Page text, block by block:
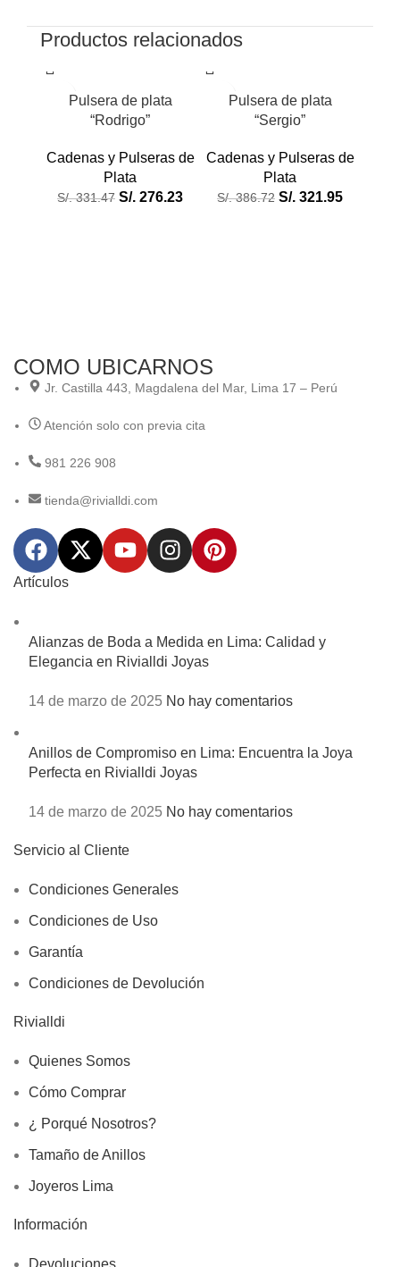
Productos relacionados
Pulsera de plata
“Rodrigo”
Cadenas y Pulseras de
Plata
S/.331.47 S/. 276.23
Pulsera de plata
“Sergio”
Cadenas y Pulseras de
Plata
S/.386.72 S/. 321.95
COMO UBICARNOS
Jr. Castilla 443, Magdalena del Mar, Lima 17 – Perú
Atención solo con previa cita
981 226 908
tienda@rivialldi.com
Artículos
Alianzas de Boda a Medida en Lima: Calidad y
Elegancia en Rivialldi Joyas
14 de marzo de 2025 No hay comentarios
Anillos de Compromiso en Lima: Encuentra la Joya
Perfecta en Rivialldi Joyas
14 de marzo de 2025 No hay comentarios
Servicio al Cliente
Condiciones Generales
Condiciones de Uso
Garantía
Condiciones de Devolución
Rivialldi
Quienes Somos
Cómo Comprar
¿ Porqué Nosotros?
Tamaño de Anillos
Joyeros Lima
Información
Devoluciones